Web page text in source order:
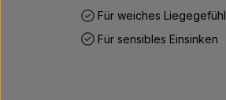
Für weiches Liegegefühl
Für sensibles Einsinken